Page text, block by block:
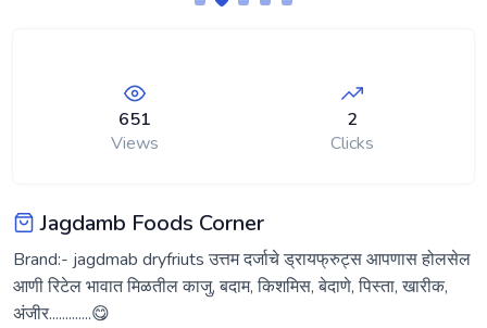
651
Views
2
Clicks
Jagdamb Foods Corner
Brand:- jagdmab dryfriuts उत्तम दर्जाचे ड्रायफ्रुट्स आपणास होलसेल
आणी रिटेल भावात मिळतील काजु, बदाम, किशमिस, बेदाणे, पिस्ता, खारीक,
अंजीर.............😋